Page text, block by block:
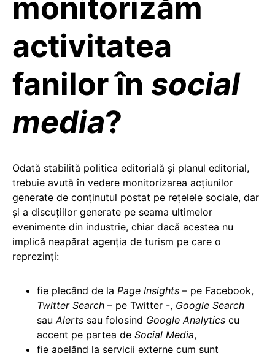
monitorizăm
activitatea
fanilor în social
media?
Odată stabilită politica editorială şi planul editorial,
trebuie avută în vedere monitorizarea acţiunilor
generate de conţinutul postat pe reţelele sociale, dar
și a discuțiilor generate pe seama ultimelor
evenimente din industrie, chiar dacă acestea nu
implică neapărat agenția de turism pe care o
reprezinți:
fie plecând de la Page Insights – pe Facebook,
Twitter Search – pe Twitter -, Google Search
sauAlerts sau folosind Google Analytics cu
accent pe partea de Social Media,
fie apelând la servicii externe cum sunt